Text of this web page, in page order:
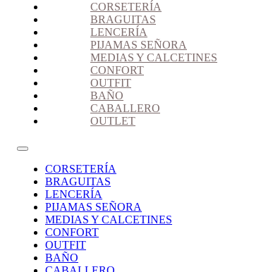
CORSETERÍA
BRAGUITAS
LENCERÍA
PIJAMAS SEÑORA
MEDIAS Y CALCETINES
CONFORT
OUTFIT
BAÑO
CABALLERO
OUTLET
CORSETERÍA
BRAGUITAS
LENCERÍA
PIJAMAS SEÑORA
MEDIAS Y CALCETINES
CONFORT
OUTFIT
BAÑO